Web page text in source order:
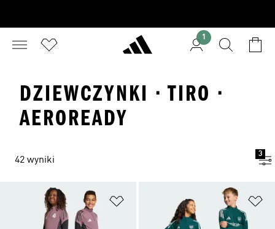
1
DZIEWCZYNKI · TIRO ·
AEROREADY
42 wyniki
3
Dodaj do listy życzeń